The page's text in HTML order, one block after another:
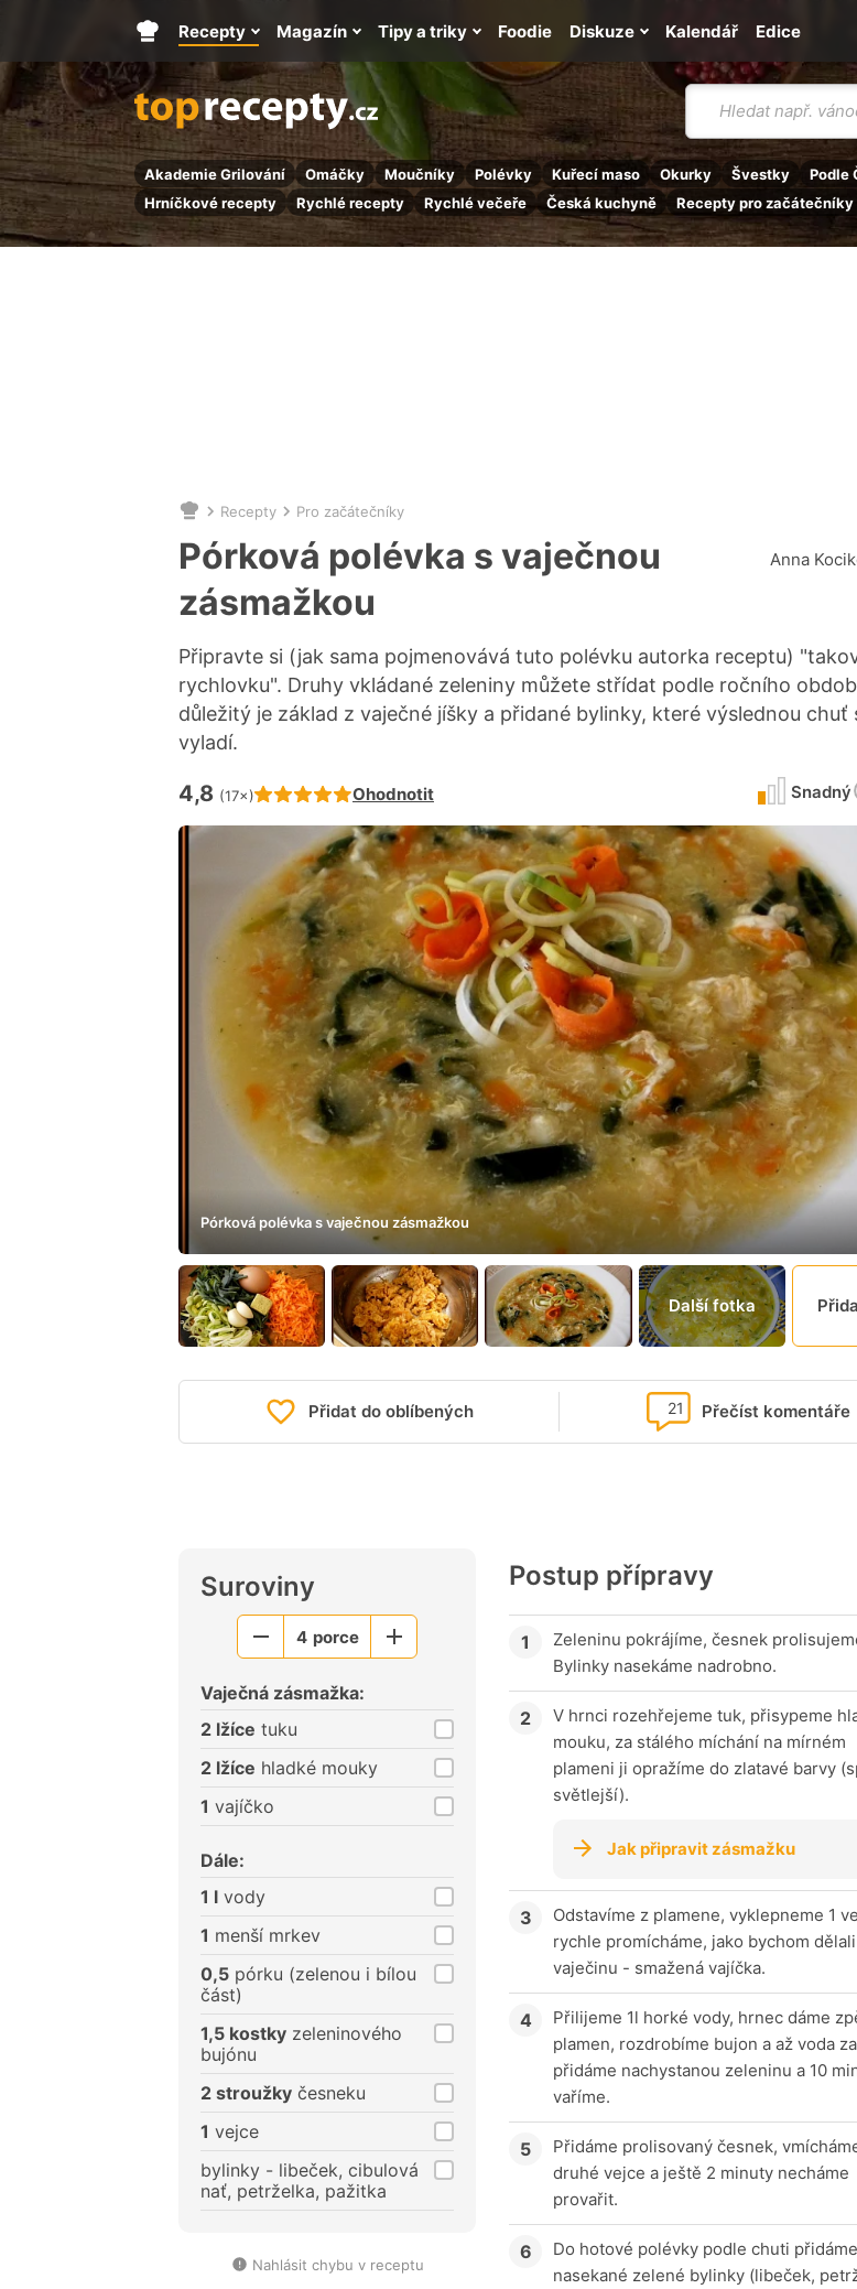
Vyhledávání
Akademie Grilování Omáčky Moučníky Polévky Kuřecí maso Okurky Švestky Podle
Hrníčkové recepty
Rychlé recepty Rychlé večeře Česká kuchyně Recepty pro začátečníky
Hlavní
stránka
Recepty Magazín Tipy a triky Kalendář
Foodie Diskuze Edice
Nacházíte
se
zde:
Recepty Pro začátečníky
Pórková polévka s vaječnou
zásmažkou
Připravte si (jak sama pojmenovává tuto polévku autorka receptu)
rychlovku". Druhy vkládané zeleniny můžete střídat podle ročního
důležitý je základ z vaječné jíšky a přidané bylinky, které výslednou chuť
vyladí.
Hodnocení receptu je
4,8 (17×) Ohodnotit
Anna
Snadný
Pórková polévka s vaječnou zásmažkou
Další fotka
Přidat do oblíbených Přečíst komentáře
21
Suroviny
Menší
4 porce
Větší
Vaječná zásmažka:
2 lžíce tuku
2 lžíce hladké mouky
1 vajíčko
Dále:
1 l vody
1 menší mrkev
0,5 pórku (zelenou i bílou
část)
1,5 kostky zeleninového
bujónu
2 stroužky česneku
1 vejce
bylinky - libeček, cibulová
nať, petrželka, pažitka
Nahlásit chybu v receptu
Postup přípravy
Zeleninu pokrájíme, česnek
Bylinky nasekáme nadrobno.
V hrnci rozehřejeme tuk, přisypeme
mouku, za stálého míchání na mírném
plameni ji opražíme do zlatavé barvy
světlejší).
Jak připravit zásmažku
Odstavíme z plamene, vyklepneme 1
rychle promícháme, jako bychom dělali
vaječinu - smažená vajíčka.
Přilijeme 1l horké vody, hrnec dáme
plamen, rozdrobíme bujon a až voda
přidáme nachystanou zeleninu a 10
vaříme.
Přidáme prolisovaný česnek,
druhé vejce a ještě 2 minuty necháme
provařit.
Do hotové polévky podle chuti přidáme
nasekané zelené bylinky (libeček,